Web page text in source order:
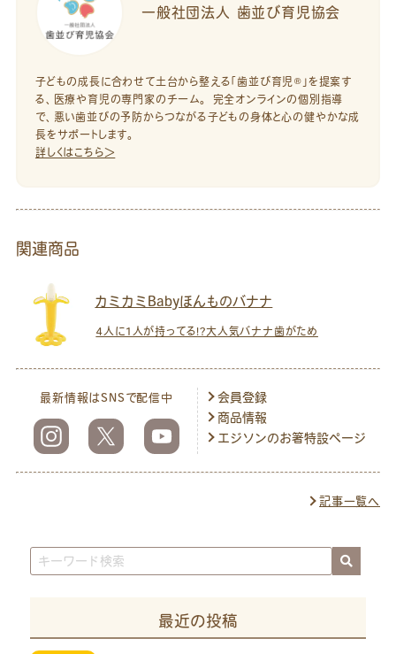
一般社団法人 歯並び育児協会
子どもの成長に合わせて土台から整える「歯並び育児®」を提案す
る、医療や育児の専門家のチーム。 完全オンラインの個別指導
で、悪い歯並びの予防からつながる子どもの身体と心の健やかな成
長をサポートします。
詳しくはこちら＞
関連商品
カミカミBabyほんものバナナ
4人に1人が持ってる!?大人気バナナ歯がため
最新情報はSNSで配信中
会員登録
商品情報
エジソンのお箸特設ページ
記事一覧へ
最近の投稿